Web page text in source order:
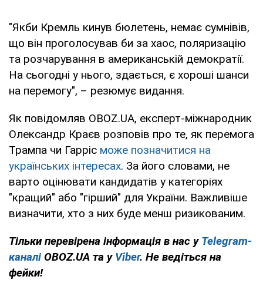
"Якби Кремль кинув бюлетень, немає сумнівів,
що він проголосував би за хаос, поляризацію
та розчарування в американській демократії.
На сьогодні у нього, здається, є хороші шанси
на перемогу", – резюмує видання.
Як повідомляв OBOZ.UA, експерт-міжнародник
Олександр Краєв розповів про те, як перемога
Трампа чи Гарріс може позначитися на
українських інтересах. За його словами, не
варто оцінювати кандидатів у категоріях
"кращий" або "гірший" для України. Важливіше
визначити, хто з них буде менш ризикованим.
Тільки перевірена інформація в нас у Telegram-
каналі OBOZ.UA та у Viber. Не ведіться на
фейки!